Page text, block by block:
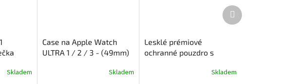
Skladem
Case na Apple Watch
ULTRA 1 / 2 / 3 - (49mm)
Skladem
Lesklé prémiové
ochranné pouzdro s
Skladem
Další
produkt